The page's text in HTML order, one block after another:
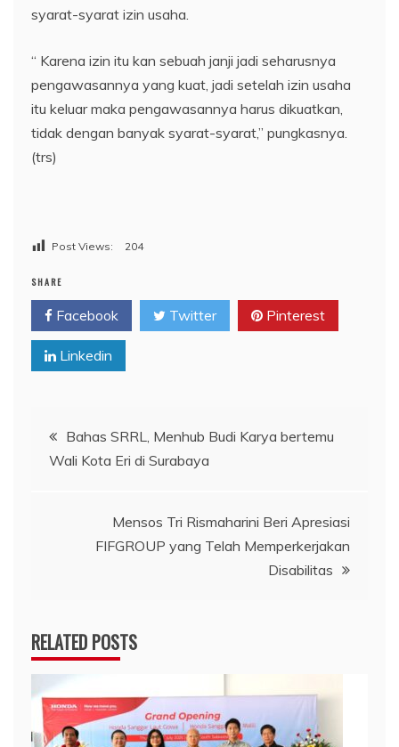
syarat-syarat izin usaha.
“ Karena izin itu kan sebuah janji jadi seharusnya
pengawasannya yang kuat, jadi setelah izin usaha
itu keluar maka pengawasannya harus dikuatkan,
tidak dengan banyak syarat-syarat,” pungkasnya.
(trs)
Post Views: 204
SHARE
Facebook Twitter Pinterest
Linkedin
Navigasi
pos
Bahas SRRL, Menhub Budi Karya bertemu
Wali Kota Eri di Surabaya
Mensos Tri Rismaharini Beri Apresiasi
FIFGROUP yang Telah Memperkerjakan
Disabilitas
RELATED POSTS